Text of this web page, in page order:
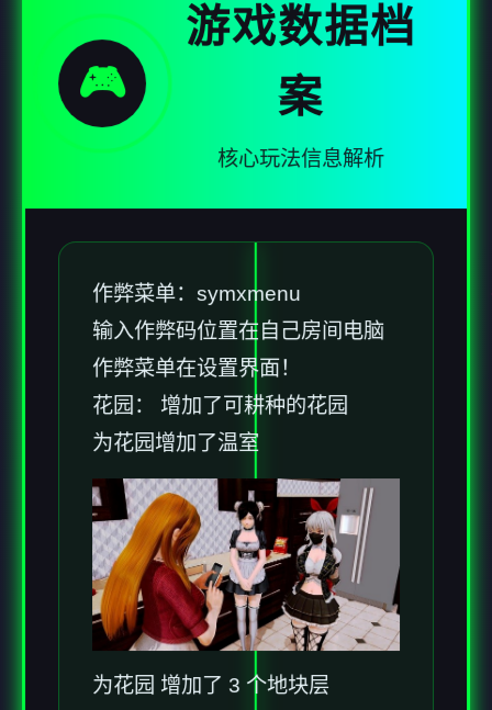
🎮
游戏数据档
案
核心玩法信息解析
作弊菜单：symxmenu
输入作弊码位置在自己房间电脑
作弊菜单在设置界面！
花园： 增加了可耕种的花园
为花园增加了温室
为花园 增加了 3 个地块层